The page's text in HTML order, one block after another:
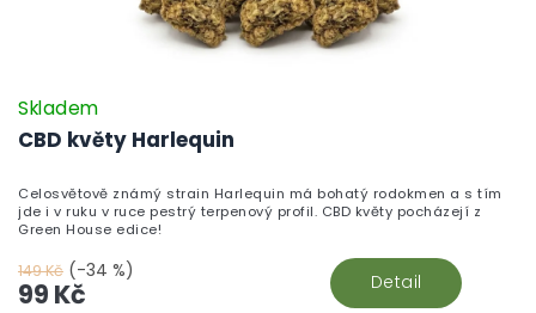
CBD květy Harlequin
Skladem
149 Kč (-34 %)
99 Kč Detail
Celosvětově známý strain Harlequin má bohatý rodokmen a s tím
jde i v ruku v ruce pestrý terpenový profil. CBD květy pocházejí z
Green House edice!